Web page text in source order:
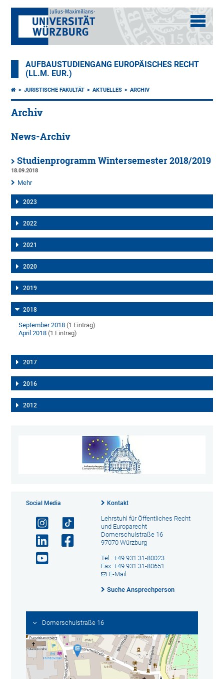
AUFBAUSTUDIENGANG EUROPÄISCHES RECHT
(LL.M. EUR.)
JURISTISCHE FAKULTÄT AKTUELLES ARCHIV
Archiv
News-Archiv
Studienprogramm Wintersemester 2018/2019
18.09.2018
Mehr
2023
2022
2021
2020
2019
2018
September 2018 (1 Eintrag)
April 2018 (1 Eintrag)
2017
2016
2012
Social Media Kontakt
Lehrstuhl für Öffentliches Recht
und Europarecht
Domerschulstraße 16
97070 Würzburg
Tel.: +49 931 31-80023
Fax: +49 931 31-80651
E-Mail
Suche Ansprechperson
Domerschulstraße 16